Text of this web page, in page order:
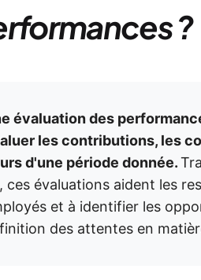
?
évaluation des
les contributions, les
d'une période donnée.
ces évaluations aident les
et à identifier les
des attentes en